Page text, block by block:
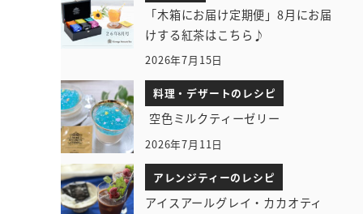
「木箱にお届け定期便」8月にお届
けする紅茶はこちら♪
2026年7月15日
料理・デザートのレシピ
空色ミルクティーゼリー
2026年7月11日
アレンジティーのレシピ
アイスアールグレイ・カカオティ